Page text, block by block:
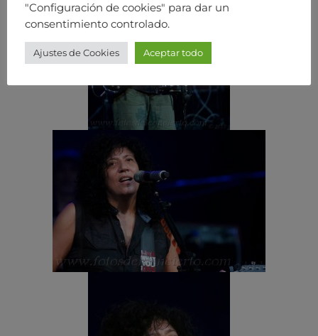
"Configuración de cookies" para dar un
consentimiento controlado.
Ajustes de Cookies Aceptar todo